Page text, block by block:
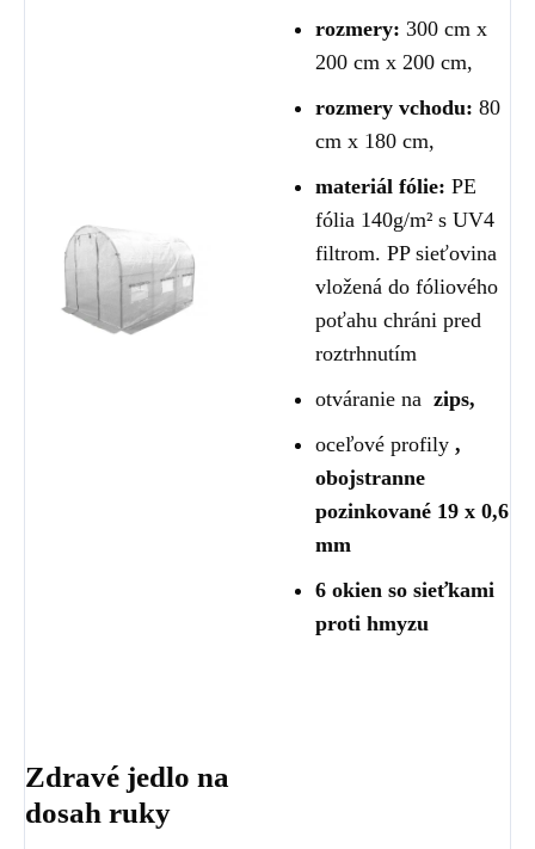
rozmery: 300 cm x
200 cm x 200 cm,
rozmery vchodu: 80
cm x 180 cm,
materiál fólie: PE
fólia 140g/m² s UV4
filtrom. PP sieťovina
vložená do fóliového
poťahu chráni pred
roztrhnutím
otváranie na zips,
oceľové profily ,
obojstranne
pozinkované 19 x 0,6
mm
6 okien so sieťkami
proti hmyzu
Zdravé jedlo na
dosah ruky